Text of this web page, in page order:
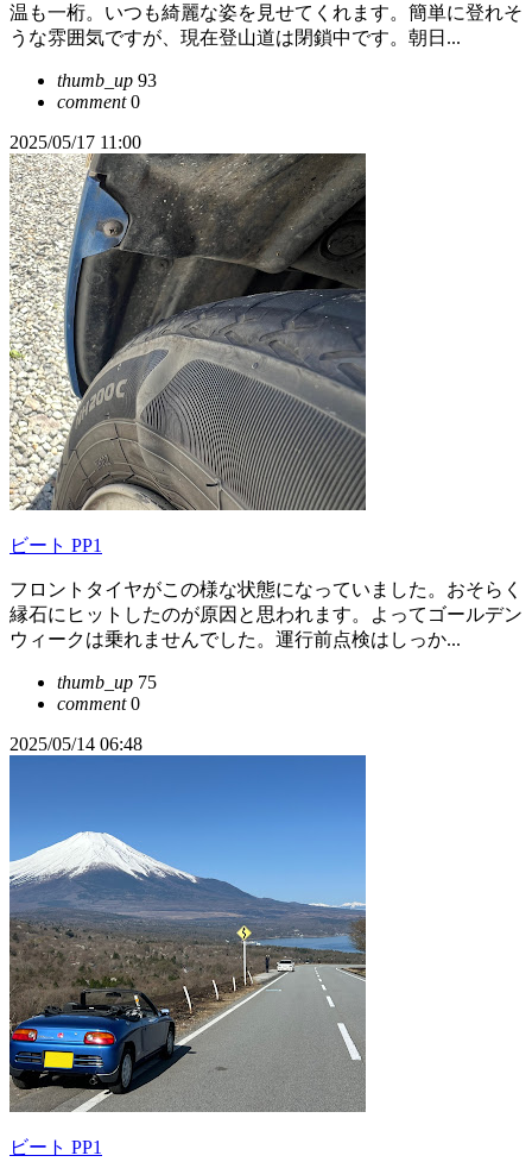
温も一桁。いつも綺麗な姿を見せてくれます。簡単に登れそ
うな雰囲気ですが、現在登山道は閉鎖中です。朝日...
thumb_up 93
comment0
2025/05/17 11:00
ビート PP1
フロントタイヤがこの様な状態になっていました。おそらく
縁石にヒットしたのが原因と思われます。よってゴールデン
ウィークは乗れませんでした。運行前点検はしっか...
thumb_up 75
comment0
2025/05/14 06:48
ビート PP1